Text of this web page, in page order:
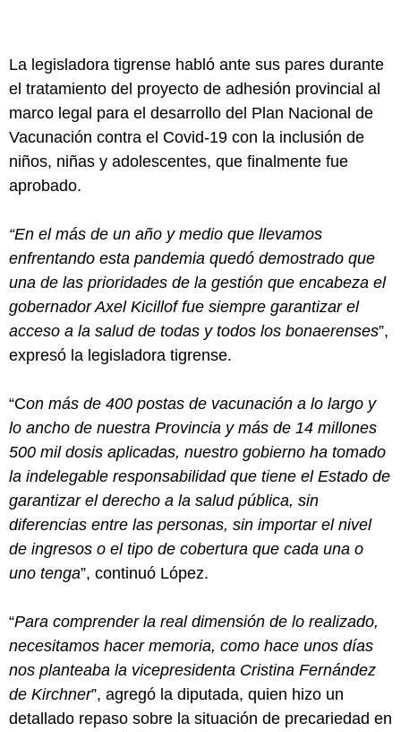
La legisladora tigrense habló ante sus pares durante
el tratamiento del proyecto de adhesión provincial al
marco legal para el desarrollo del Plan Nacional de
Vacunación contra el Covid-19 con la inclusión de
niños, niñas y adolescentes, que finalmente fue
aprobado.
“En el más de un año y medio que llevamos
enfrentando esta pandemia quedó demostrado que
una de las prioridades de la gestión que encabeza el
gobernador Axel Kicillof fue siempre garantizar el
acceso a la salud de todas y todos los bonaerenses”,
expresó la legisladora tigrense.
“Con más de 400 postas de vacunación a lo largo y
lo ancho de nuestra Provincia y más de 14 millones
500 mil dosis aplicadas, nuestro gobierno ha tomado
la indelegable responsabilidad que tiene el Estado de
garantizar el derecho a la salud pública, sin
diferencias entre las personas, sin importar el nivel
de ingresos o el tipo de cobertura que cada una o
uno tenga”, continuó López.
“Para comprender la real dimensión de lo realizado,
necesitamos hacer memoria, como hace unos días
nos planteaba la vicepresidenta Cristina Fernández
de Kirchner”, agregó la diputada, quien hizo un
detallado repaso sobre la situación de precariedad en